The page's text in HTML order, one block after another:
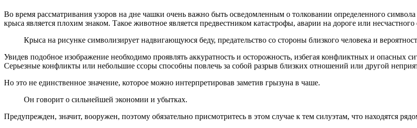
Во время рассматривания узоров на дне чашки очень важно быть осведомленным о толковании определенного
крыса является плохим знаком. Такое животное является предвестником катастрофы, аварии на дороге или несчастного
Крыса на рисунке символизирует надвигающуюся беду, предательство со стороны близкого человека и
Увидев подобное изображение необходимо проявлять аккуратность и осторожность, избегая конфликтных и опасных
Серьезные конфликты или небольшие ссоры способны повлечь за собой разрыв близких отношений или другой
Но это не единственное значение, которое можно интерпретировав заметив грызуна в чаше.
Он говорит о сильнейшей экономии и убытках.
Предупрежден, значит, вооружен, поэтому обязательно присмотритесь в этом случае к тем силуэтам, что находятся